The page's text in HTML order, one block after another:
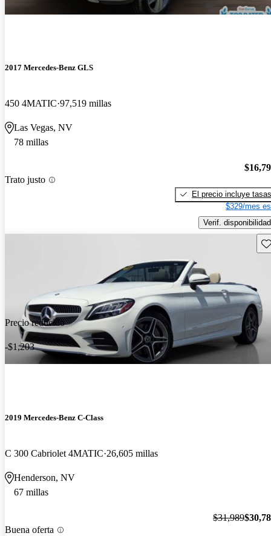
2017 Mercedes-Benz GLS
450 4MATIC 97,519 millas
Las Vegas, NV
78 millas
Trato justo
El precio incluye tasas
$329/mes
Verif. disponibilidad
Precio reducido
-$1,203
2019 Mercedes-Benz C-Class
C 300 Cabriolet 4MATIC 26,605 millas
Henderson, NV
67 millas
Buena oferta
$31,989